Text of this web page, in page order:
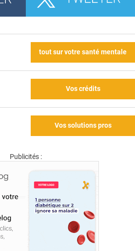
tout sur votre santé mentale
Vos crédits
Vos solutions pros
Publicités :